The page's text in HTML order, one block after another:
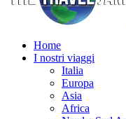
Home
I nostri viaggi
Italia
Europa
Asia
Africa